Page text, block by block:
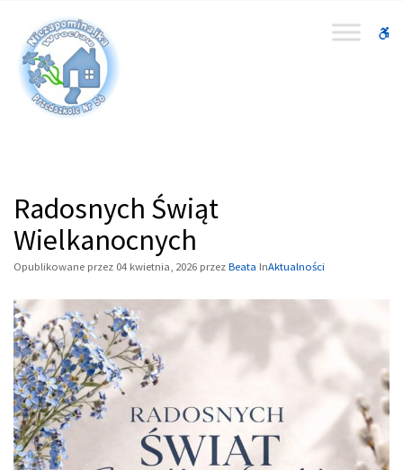
Radosnych
Świąt
Wielkanocnych
Radosnych Świąt
Wielkanocnych
Opublikowane przez 04 kwietnia, 2026 przez Beata InAktualności